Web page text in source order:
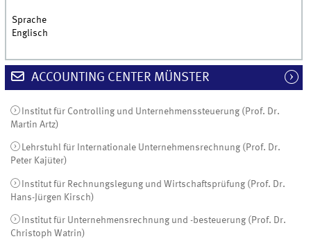
Sprache
Englisch
ACCOUNTING CENTER MÜNSTER
Institut für Controlling und Unternehmenssteuerung (Prof. Dr.
Martin Artz)
Lehrstuhl für Internationale Unternehmensrechnung (Prof. Dr.
Peter Kajüter)
Institut für Rechnungslegung und Wirtschaftsprüfung (Prof. Dr.
Hans-Jürgen Kirsch)
Institut für Unternehmensrechnung und -besteuerung (Prof. Dr.
Christoph Watrin)